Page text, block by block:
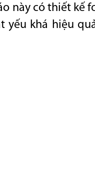
này có thiết kế
yếu khá hiệu